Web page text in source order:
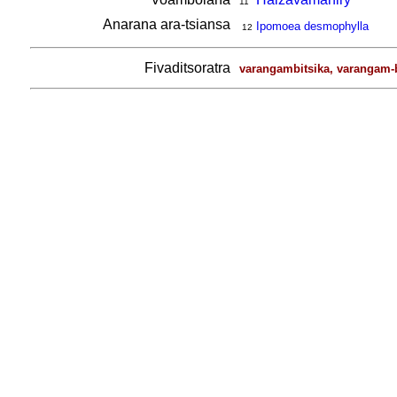
Anarana ara-tsiansa
12 Ipomoea desmophylla
Fivaditsoratra varangambitsika,